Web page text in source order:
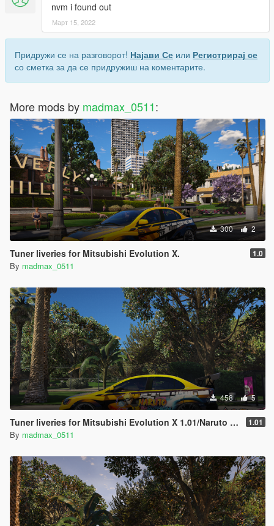
nvm i found out
Март 15, 2022
Придружи се на разговорот! Најави Се или Регистрирај се
со сметка за да се придружиш на коментарите.
More mods by madmax_0511:
300 2
Tuner liveries for Mitsubishi Evolution X. 1.0
By madmax_0511
458 5
Tuner liveries for Mitsubishi Evolution X 1.01/Naruto Paint Job 1.01
By madmax_0511